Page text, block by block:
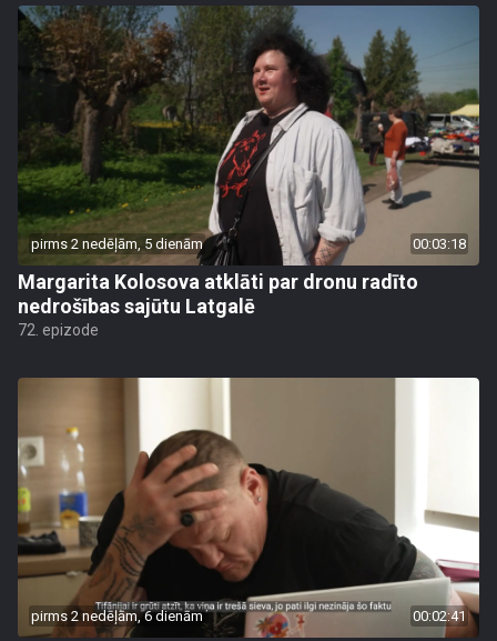
pirms 2 nedēļām, 5 dienām 00:03:18
Margarita Kolosova atklāti par dronu radīto
nedrošības sajūtu Latgalē
72. epizode
pirms 2 nedēļām, 6 dienām 00:02:41